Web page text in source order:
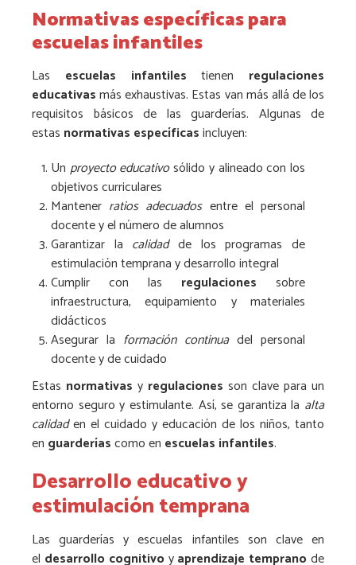
Normativas específicas para
escuelas infantiles
Las escuelas infantiles tienen regulaciones
educativasmás exhaustivas. Estas van más allá de los
requisitos básicos de las guarderías. Algunas de
estas normativas específicasincluyen:
Un proyecto educativosólido y alineado con los
objetivos curriculares
Mantener ratios adecuadosentre el personal
docente y el número de alumnos
Garantizar la calidadde los programas de
estimulación temprana y desarrollo integral
Cumplir con las regulaciones sobre
infraestructura, equipamiento y materiales
didácticos
Asegurar la formación continuadel personal
docente y de cuidado
Estas normativas y regulaciones son clave para un
entorno seguro y estimulante. Así, se garantiza la alta
calidaden el cuidado y educación de los niños, tanto
en guarderíascomo en escuelas infantiles.
Desarrollo educativo y
estimulación temprana
Las guarderías y escuelas infantiles son clave en
el desarrollo cognitivo yaprendizaje temprano de